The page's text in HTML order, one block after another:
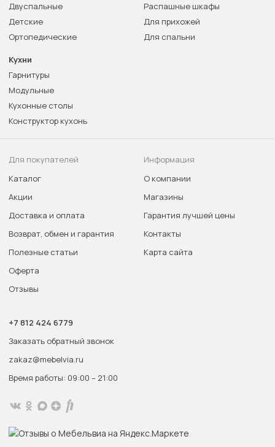
Двуспальные
Детские
Ортопедические
Распашные шкафы
Для прихожей
Для спальни
Кухни
Гарнитуры
Модульные
Кухонные столы
Конструктор кухонь
Для покупателей
Каталог
Акции
Доставка и оплата
Возврат, обмен и гарантия
Полезные статьи
Оферта
Отзывы
Информация
О компании
Магазины
Гарантия лучшей цены
Контакты
Карта сайта
+7 812 424 6779
Заказать обратный звонок
zakaz@mebelvia.ru
Время работы: 09:00 – 21:00